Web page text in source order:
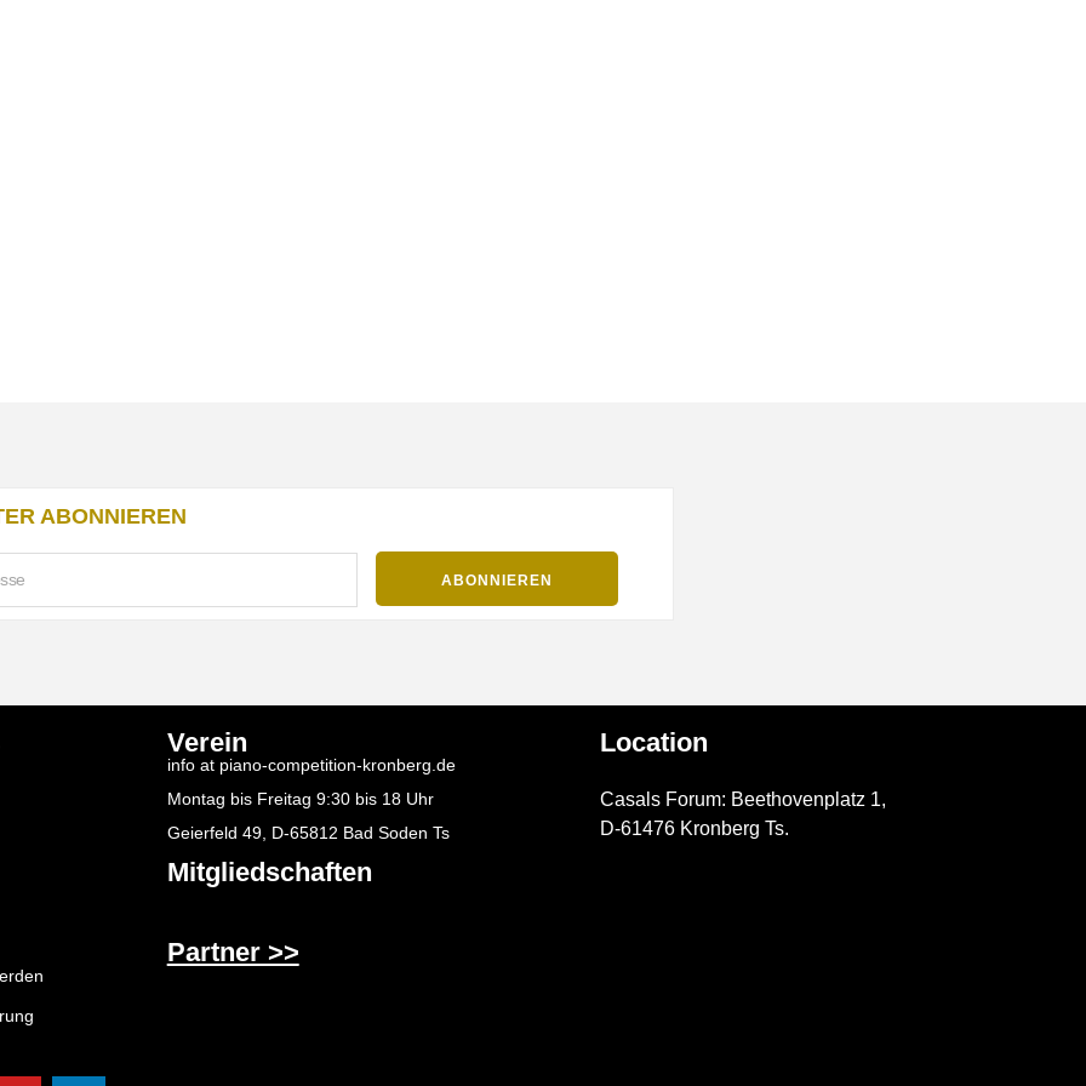
ABONNIEREN
Verein
info at piano-competition-kronberg.de
Montag bis Freitag 9:30 bis 18 Uhr
Geierfeld 49, D-65812 Bad Soden Ts
Mitgliedschaften
Partner >>
Location
Casals Forum: Beethovenplatz 1,
D-61476 Kronberg Ts.